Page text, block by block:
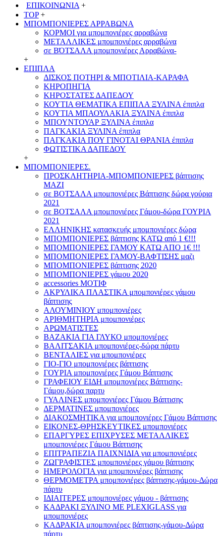
ΕΠΙΚΟΙΝΩΝΙΑ +
TOP +
ΜΠΟΜΠΟΝΙΕΡΕΣ ΑΡΡΑΒΩΝΑ
ΚΟΡΜΟΙ για μπομπονιέρες αρραβώνα
ΜΕΤΑΛΛΙΚΕΣ μπομπονιέρες αρραβώνα
σε ΒΌΤΣΑΛΑ μπομπονιέρες Αρραβώνα-
+
ΕΠΙΠΛΑ
ΔΙΣΚΟΣ ΠΟΤΗΡΙ & ΜΠΟΤΙΛΙΑ-ΚΑΡΑΦΑ
ΚΗΡΟΠΗΓΙΑ
ΚΗΡΟΣΤΑΤΕΣ ΔΑΠΕΔΟΥ
ΚΟΥΤΙΑ ΘΕΜΑΤΙΚΑ ΕΠΙΠΛΑ ΞΥΛΙΝΑ έπιπλα
ΚΟΥΤΙΑ ΜΠΑΟΥΛΑΚΙΑ ΞΥΛΙΝΑ έπιπλα
ΜΠΟΥΝΤΟΥΑΡ ΞΥΛΙΝΑ έπιπλα
ΠΑΓΚΑΚΙΑ ΞΥΛΙΝΑ έπιπλα
ΠΑΓΚΑΚΙΑ ΠΟΥ ΓΙΝΟΤΑΙ ΘΡΑΝΙΑ έπιπλα
ΦΩΤΙΣΤΙΚΑ ΔΑΠΕΔΟΥ
+
ΜΠΟΜΠΟΝΙΕΡΕΣ.
ΠΡΟΣΚΛΗΤΗΡΙΑ-ΜΠΟΜΠΟΝΙΕΡΕΣ βάπτισης
ΜΑΖΙ
σε ΒΟΤΣΑΛΑ μπομπονιέρες Βάπτισης δώρα γούρια
2021
σε ΒΟΤΣΑΛΑ μπομπονιέρες Γάμου-δώρα ΓΟΥΡΙΑ
2021
ΕΛΛΗΝΙΚΗΣ κατασκευής μπομπονιέρες δώρα
ΜΠΟΜΠΟΝΙΕΡΕΣ βάπτισης ΚΑΤΩ από 1 €!!!
ΜΠΟΜΠΟΝΙΕΡΕΣ ΓΑΜΟΥ ΚΑΤΩ ΑΠΟ 1€ !!!
ΜΠΟΜΠΟΝΙΕΡΕΣ ΓΑΜΟΥ-ΒΑΦΤΙΣΗΣ μαζι
ΜΠΟΜΠΟΝΙΕΡΕΣ βάπτισης 2020
ΜΠΟΜΠΟΝΙΕΡΕΣ γάμου 2020
accessories ΜΟΤΙΦ
ΑΚΡΥΛΙΚΑ ΠΛΑΣΤΙΚΑ μπομπονιέρες γάμου
βάπτισης
ΑΛΟΥΜΙΝΙΟΥ μπομπονιέρες
ΑΡΙΘΜΗΤΗΡΙΑ μπομπονιέρες
ΑΡΩΜΑΤΙΣΤΕΣ
ΒΑΖΑΚΙΑ ΓΙΑ ΓΛΥΚΟ μπομπονιέρες
ΒΑΛΙΤΣΑΚΙΑ μπομπονιέρες-δώρα πάρτυ
ΒΕΝΤΑΛΙΕΣ για μπομπονιέρες
ΓΙΟ-ΓΙΟ μπομπονιέρες βάπτισης
ΓΟΥΡΙΑ μπομπονιέρες Γάμου Βάπτισης
ΓΡΑΦΕΙΟΥ ΕΙΔΗ μπομπονιέρες Βάπτισης-
Γάμου,δώρα παρτυ
ΓΥΑΛΙΝΕΣ μπομπονιέρες Γάμου Βάπτισης
ΔΕΡΜΑΤΙΝΕΣ μπομπονιέρες
ΔΙΑΚΟΣΜΗΤΙΚΑ για μπομπονιέρες Γάμου Βάπτισης
ΕΙΚΟΝΕΣ-ΘΡΗΣΚΕΥΤΙΚΕΣ μπομπονιέρες
ΕΠΑΡΓΥΡΕΣ ΕΠΙΧΡΥΣΕΣ ΜΕΤΑΛΛΙΚΕΣ
μπομπονιέρες Γάμου Βάπτισης
ΕΠΙΤΡΑΠΕΖΙΑ ΠΑΙΧΝΙΔΙΑ για μπομπονιέρες
ΖΩΓΡΑΦΙΣΤΕΣ μπομπονιέρες γάμου βάπτισης
ΗΜΕΡΟΛΟΓΙΑ για μπομπονιέρες βάπτισης
ΘΕΡΜΟΜΕΤΡΑ μπομπονιέρες βάπτισης-γάμου-Δώρα
πάρτυ
ΙΔΙΑΙΤΕΡΕΣ μπομπονιέρες γάμου - βάπτισης
ΚΑΔΡΑΚΙ ΞΥΛΙΝΟ ΜΕ PLEXIGLASS για
μπομπονιέρες
ΚΑΔΡΑΚΙΑ μπομπονιέρες βάπτισης-γάμου-Δώρα
πάρτυ